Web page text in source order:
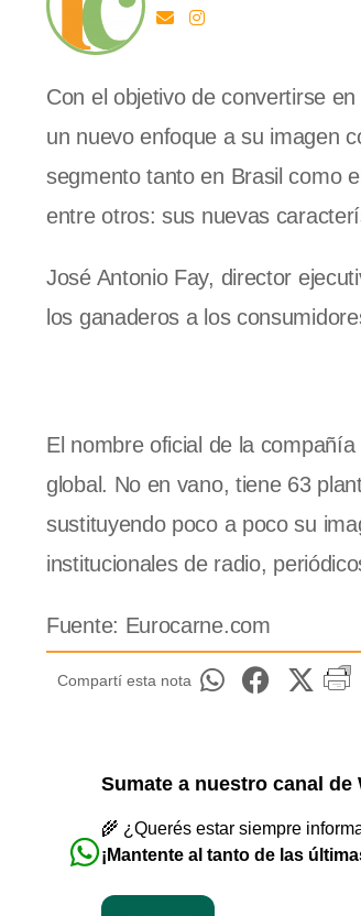
Con el objetivo de convertirse
un nuevo enfoque a su imagen
segmento tanto en Brasil como
entre otros: sus nuevas
José Antonio Fay, director
los ganaderos a los
El nombre oficial de la
global. No en vano, tiene 63
sustituyendo poco a poco su
institucionales de radio,
Fuente: Eurocarne.com
Compartí esta nota
Sumate a nuestro canal de
🌾 ¿Querés estar siempre
¡Mantente al tanto de las